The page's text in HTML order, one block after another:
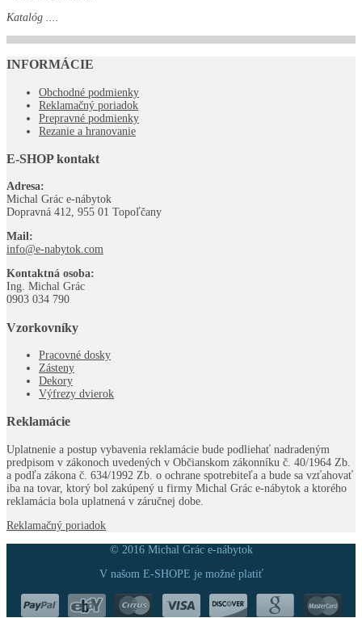
Katalóg ....
INFORMÁCIE
Obchodné podmienky
Reklamačný poriadok
Prepravné podmienky
Rezanie a hranovanie
E-SHOP kontakt
Adresa:
Michal Grác e-nábytok
Dopravná 412, 955 01 Topoľčany
Mail:
info@e-nabytok.com
Kontaktná osoba:
Ing. Michal Grác
0903 034 790
Vzorkovníky
Pracovné dosky
Zásteny
Dekory
Výfrezy dvierok
Reklamácie
Uplatnenie a postup vybavenia reklamácie bude podliehať nadradeným
predpisom v zákonoch uvedených v Občianskom zákonníku č. 40/1964 Zb.
a podľa zákona č. 634/1992 Zb. o ochrane spotrebiteľa a bude sa vzťahovať
iba na tovar, ktorý bol zakúpený u firmy Michal Grác e-nábytok a ktorého
reklamácia bola uplatnená v záručnej dobe.
Reklamačný poriadok
© 2016 Michal Grác e-nábytok
V našom E-SHOPE je možné platiť